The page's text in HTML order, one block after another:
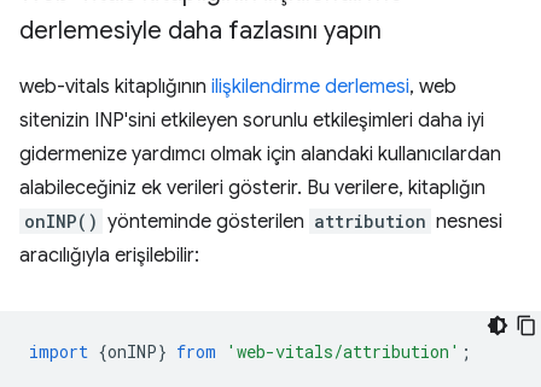
derlemesiyle daha fazlasını yapın
web-vitals kitaplığının ilişkilendirme derlemesi, web
sitenizin INP'sini etkileyen sorunlu etkileşimleri daha iyi
gidermenize yardımcı olmak için alandaki kullanıcılardan
alabileceğiniz ek verileri gösterir. Bu verilere, kitaplığın
onINP() yönteminde gösterilen attribution nesnesi
aracılığıyla erişilebilir:
import {onINP} from 'web-vitals/attribution' ;